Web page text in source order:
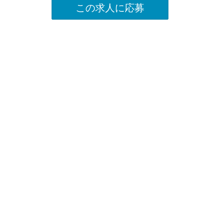
この求人に応募